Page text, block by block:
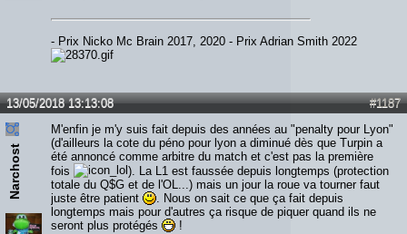
- Prix Nicko Mc Brain 2017, 2020 - Prix Adrian Smith 2022
#1187
13/05/2018 13:13:08
Narchost
M'enfin je m'y suis fait depuis des années au "penalty pour Lyon"
(d'ailleurs la cote du péno pour lyon a diminué dès que Turpin a
été annoncé comme arbitre du match et c'est pas la première
fois
). La L1 est faussée depuis longtemps (protection
totale du Q$G et de l'OL...) mais un jour la roue va tourner faut
juste être patient
. Nous on sait ce que ça fait depuis
longtemps mais pour d'autres ça risque de piquer quand ils ne
seront plus protégés
!